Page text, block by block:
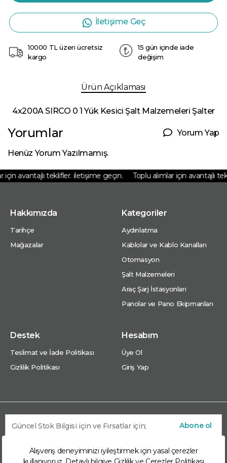
Alışveriş deneyiminizi iyileştirmek için yasal çerezler
İletişime Geç
10000 TL üzeri ücretsiz
kargo
15 gün içinde iade
değişim
Ürün Açıklaması
4x200A SIRCO 0 1 Yük Kesici Şalt Malzemeleri Şalter
Yorumlar Yorum Yap
Henüz Yorum Yazılmamış.
avantajlı teklifler. iletişime geçin. Toplu alımlar için avantajlı
Hakkımızda
Tarihçe
Mağazalar
Kategoriler
Aydınlatma
Kablolar ve Kablo Kanalları
Otomasyon
Şalt Malzemeleri
Araç Şarj İstasyonları
Panolar ve Pano Ekipmanları
Destek
Teslimat ve İade Politikası
Gizlilik Politikası
Hesabım
Üye Ol
Giriş Yap
Abone ol